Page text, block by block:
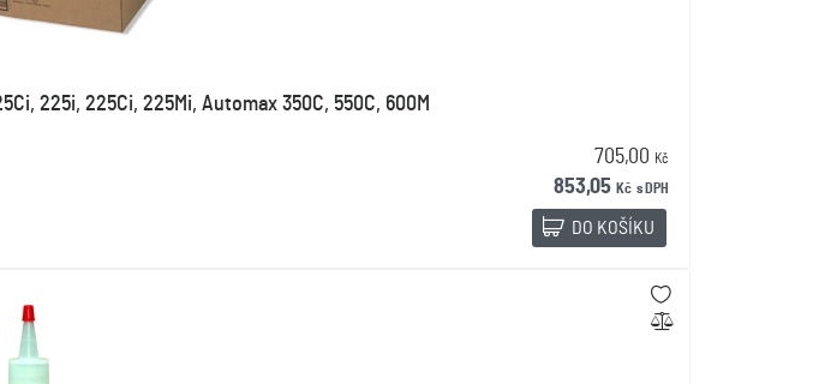
225i, 225Ci, 225Mi, Automax 350C, 550C, 600M
705,00 Kč
853,05 Kč s DPH
DO KOŠÍKU